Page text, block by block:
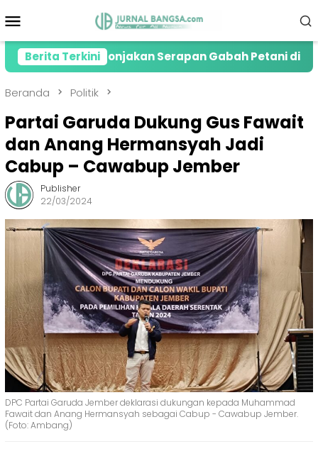
ke
Mobile
Berita Terkini
Lonjakan Serapan Gabah Petani di Jember
Beranda Politik
Partai Garuda Dukung Gus Fawait
dan Anang Hermansyah Jadi
Cabup – Cawabup Jember
Publisher
22/03/2024
DPC Partai Garuda Jember deklarasi dukungan kepada Muhammad
Fawait dan Anang Hermansyah sebagai Cabup - Cawabup Jember.
(Foto: Ambang)